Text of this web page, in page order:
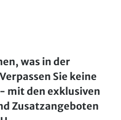
was in der
Sie keine
mit den exklusiven
Zusatzangeboten